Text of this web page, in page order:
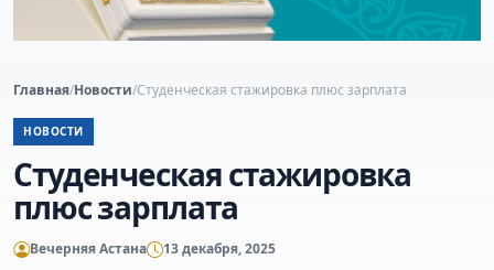
Главная/Новости/Студенческая стажировка плюс зарплата
НОВОСТИ
Студенческая стажировка
плюс зарплата
Вечерняя Астана 13 декабря, 2025